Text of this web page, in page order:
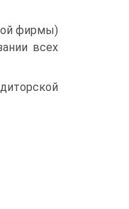
фирмы)
всех